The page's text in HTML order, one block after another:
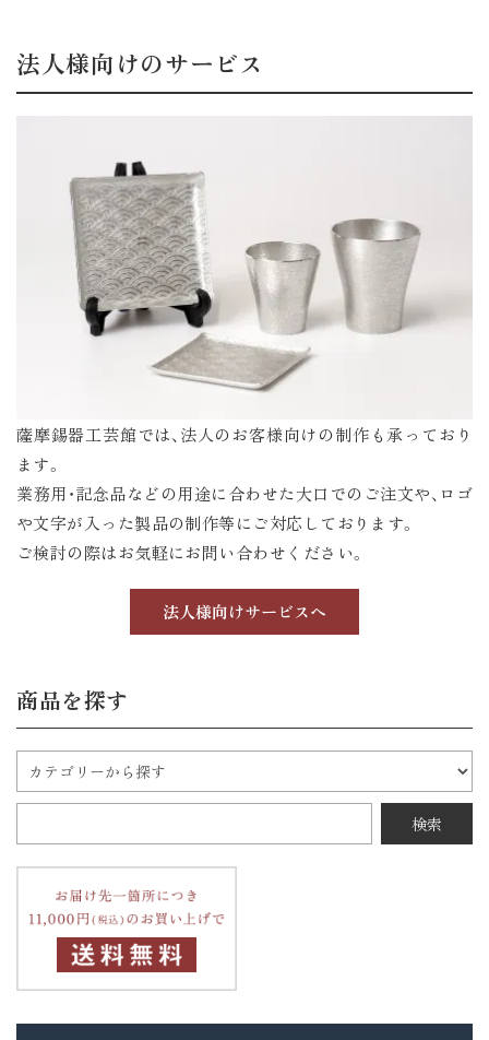
法人様向けのサービス
薩摩錫器工芸館では、法人のお客様向けの制作も承っており
ます。
業務用・記念品などの用途に合わせた大口でのご注文や、ロゴ
や文字が入った製品の制作等にご対応しております。
ご検討の際はお気軽にお問い合わせください。
法人様向けサービスへ
商品を探す